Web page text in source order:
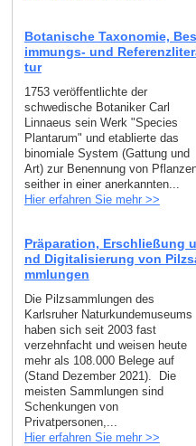
Botanische Taxonomie,
immungs- und
tur
1753 veröffentlichte der
schwedische Botaniker Carl
Linnaeus sein Werk "Species
Plantarum" und etablierte das
binomiale System (Gattung und
Art) zur Benennung von
seither in einer anerkannten...
Hier erfahren Sie mehr >>
Präparation, Erschließung u
nd Digitalisierung von
mmlungen
Die Pilzsammlungen des
Karlsruher Naturkundemuseums
haben sich seit 2003 fast
verzehnfacht und weisen heute
mehr als 108.000 Belege auf
(Stand Dezember 2021). Die
meisten Sammlungen sind
Schenkungen von
Privatpersonen,...
Hier erfahren Sie mehr >>